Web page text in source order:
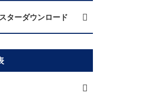
ターダウンロード